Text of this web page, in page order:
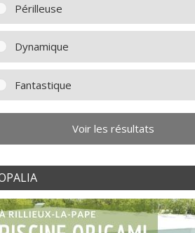
Périlleuse
Dynamique
Fantastique
Voir les résultats